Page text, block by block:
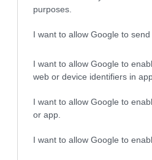
purposes.
I want to allow Google to
I want to allow Google to
web or device identifiers in
I want to allow Google to
or app.
I want to allow Google to